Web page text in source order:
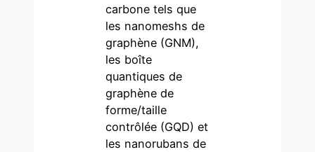
carbone tels que
les nanomeshs de
graphène (GNM),
les boîte
quantiques de
graphène de
forme/taille
contrôlée (GQD) et
les nanorubans de